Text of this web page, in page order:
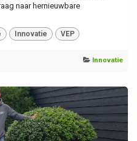
naar hernieuwbare
Innovatie VEP
Innovatie